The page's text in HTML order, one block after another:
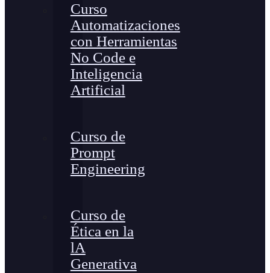
Curso
Automatizaciones
con Herramientas
No Code e
Inteligencia
Artificial
Curso de
Prompt
Engineering
Curso de
Ética en la
lA
Generativa